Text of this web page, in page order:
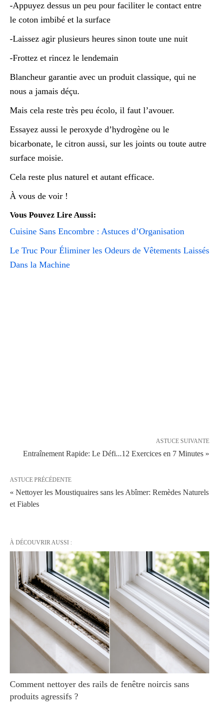
-Appuyez dessus un peu pour faciliter le contact entre
le coton imbibé et la surface
-Laissez agir plusieurs heures sinon toute une nuit
-Frottez et rincez le lendemain
Blancheur garantie avec un produit classique, qui ne
nous a jamais déçu.
Mais cela reste très peu écolo, il faut l’avouer.
Essayez aussi le peroxyde d’hydrogène ou le
bicarbonate, le citron aussi, sur les joints ou toute autre
surface moisie.
Cela reste plus naturel et autant efficace.
À vous de voir !
Vous Pouvez Lire Aussi:
Cuisine Sans Encombre : Astuces d’Organisation
Le Truc Pour Éliminer les Odeurs de Vêtements Laissés
Dans la Machine
ASTUCE SUIVANTE
Entraînement Rapide: Le Défi...12 Exercices en 7 Minutes »
ASTUCE PRÉCÉDENTE
« Nettoyer les Moustiquaires sans les Abîmer: Remèdes Naturels
et Fiables
À DÉCOUVRIR AUSSI :
Comment nettoyer des rails de fenêtre noircis sans
produits agressifs ?